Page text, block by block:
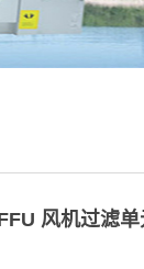
风机过滤